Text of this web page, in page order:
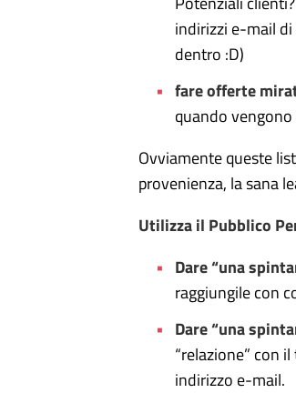
indirizzi e-mail di
dentro :D)
fare offerte
quando
Ovviamente queste
provenienza, la sana
Utilizza il Pubblico
Dare “una
raggiungile con
Dare “una
“relazione” con
indirizzo e-mail.